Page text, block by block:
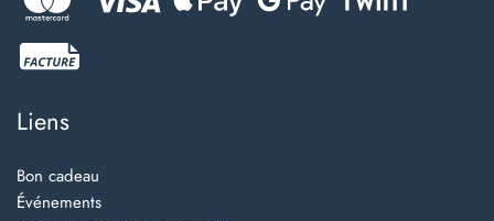
Liens
Bon cadeau
Événements